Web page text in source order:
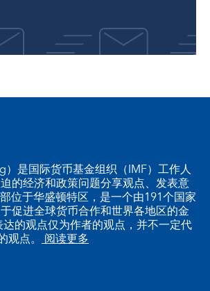
）是国际货币基金组织（IMF）工作人
的经济和政策问题分享观点、发表意
位于华盛顿特区，是一个由191个国家
促进全球货币合作和世界各地区的金
的观点仅为作者的观点，并不一定代
点。 阅读更多